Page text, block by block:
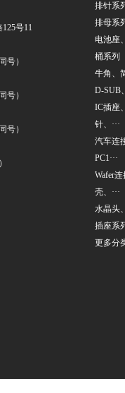
号11
号）
号）
号）
排针系
排母系
电池座
桶系列
牛角、
D-SUB
IC插座
针、···
汽车连
PC1···
Wafer
壳、···
水晶头
插座系
更多分